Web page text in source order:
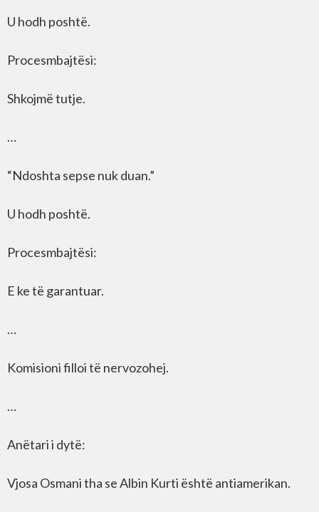
U hodh poshtë.
Procesmbajtësi:
Shkojmë tutje.
…
“Ndoshta sepse nuk duan.”
U hodh poshtë.
Procesmbajtësi:
E ke të garantuar.
…
Komisioni filloi të nervozohej.
…
Anëtari i dytë:
Vjosa Osmani tha se Albin Kurti është antiamerikan.